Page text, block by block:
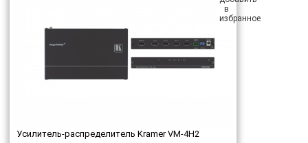
Усилитель-распределитель Kramer VM-4H2